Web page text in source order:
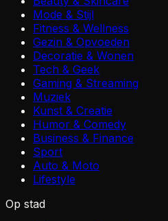
Mode & Stijl
Fitness & Wellness
Gezin & Opvoeden
Decoratie & Wonen
Tech & Geek
Gaming & Streaming
Muziek
Kunst & Creatie
Humor & Comedy
Business & Finance
Sport
Auto & Moto
Lifestyle
Op stad